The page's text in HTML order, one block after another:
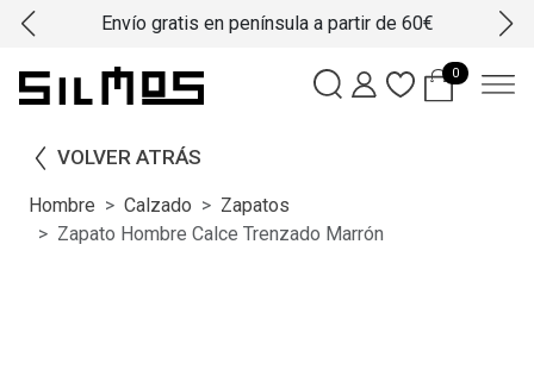
Envío gratis en península a partir de 60€
0
VOLVER ATRÁS
Hombre Calzado
Zapatos
Zapato Hombre Calce Trenzado Marrón